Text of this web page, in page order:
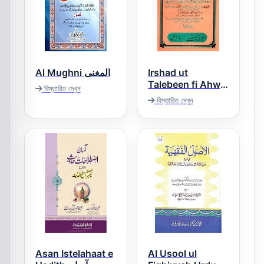
Al Mughni المغنی
বিস্তারিত দেখুন
Irshad ut
Talebeen fi Ahwal
Al Musannifeen
ارشاد الطالبین فی
احوال المصنفین
বিস্তারিত দেখুন
Asan Istelahaat e
Al Usool ul